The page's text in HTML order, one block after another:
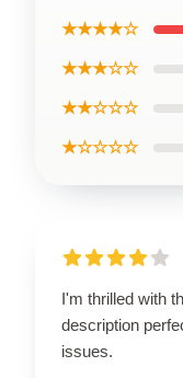
★★★★☆
★★★☆☆
★★☆☆☆
★☆☆☆☆
I'm thrilled with
description
issues.